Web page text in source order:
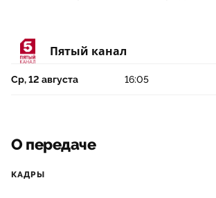
Пятый канал
Ср, 12 августа 16:05
О передаче
КАДРЫ